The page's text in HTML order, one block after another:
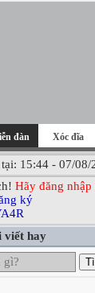
đàn Xóc đĩa
15:44 - 07/08/
Hãy đăng nhập
ký
viết hay